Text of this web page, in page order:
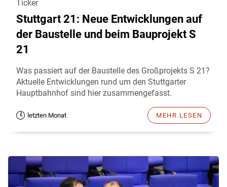
Ticker
Stuttgart 21: Neue Entwicklungen auf
der Baustelle und beim Bauprojekt S
21
Was passiert auf der Baustelle des Großprojekts S 21?
Aktuelle Entwicklungen rund um den Stuttgarter
Hauptbahnhof sind hier zusammengefasst.
letzten Monat MEHR LESEN